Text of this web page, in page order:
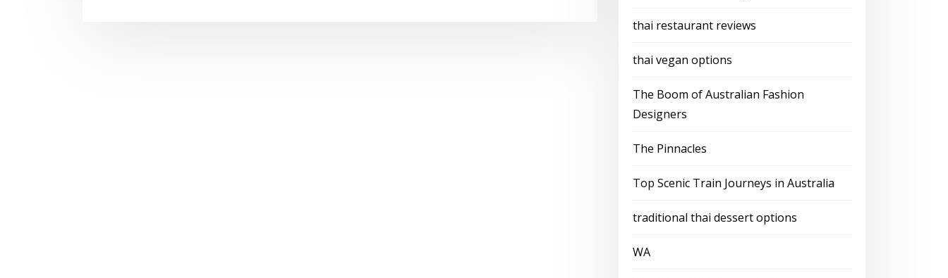
thai restaurant reviews
thai vegan options
The Boom of Australian Fashion
Designers
The Pinnacles
Top Scenic Train Journeys in Australia
traditional thai dessert options
WA